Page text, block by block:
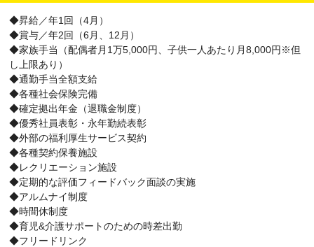
◆昇給／年1回（4月）
◆賞与／年2回（6月、12月）
◆家族手当（配偶者月1万5,000円、子供一人あたり月8,000円※但
し上限あり）
◆通勤手当全額支給
◆各種社会保険完備
◆確定拠出年金（退職金制度）
◆優秀社員表彰・永年勤続表彰
◆外部の福利厚生サービス契約
◆各種契約保養施設
◆レクリエーション施設
◆定期的な評価フィードバック面談の実施
◆アルムナイ制度
◆時間休制度
◆育児&介護サポートのための時差出勤
◆フリードリンク